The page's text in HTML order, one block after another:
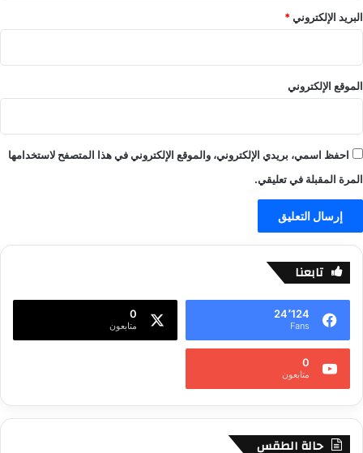
البريد الإلكتروني*
الموقع الإلكتروني
احفظ اسمي، بريدي الإلكتروني، والموقع الإلكتروني في هذا المتصفح لاستخدامها
المرة المقبلة في تعليقي.
تابعنا
24٬124
Fans
0
متابعون
0
متابعون
حالة الطقس